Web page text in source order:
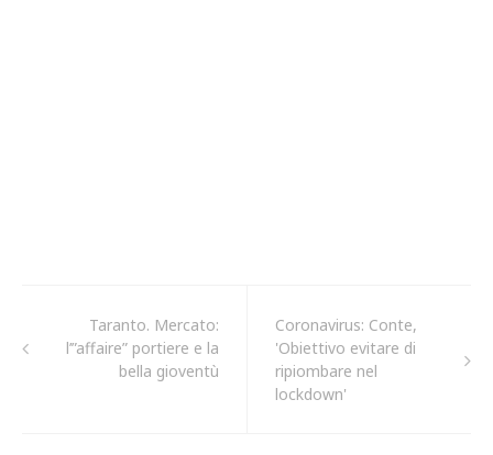
Taranto. Mercato:
l’”affaire” portiere e la
bella gioventù
Coronavirus: Conte,
'Obiettivo evitare di
ripiombare nel
lockdown'